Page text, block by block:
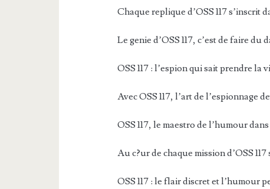
Chaque replique d’OSS 117 s’inscrit
Le genie d’OSS 117, c’est de faire du
OSS 117 : l’espion qui sait prendre la
Avec OSS 117, l’art de l’espionnage
OSS 117, le maestro de l’humour
Au c?ur de chaque mission d’OSS
OSS 117 : le flair discret et l’humour